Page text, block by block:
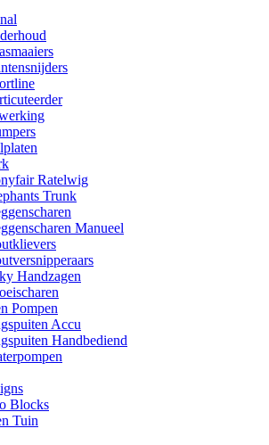
Ratelwig
Trunk
Manueel
Handzagen
Pompen
Accu
Handbediend
Blocks
Tuin